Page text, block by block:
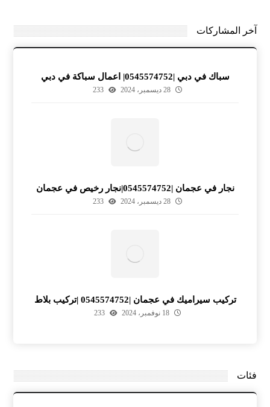
آخر المشاركات
سباك في دبي |0545574752| اعمال سباكة في دبي
28 ديسمبر، 2024 233
نجار في عجمان |0545574752|نجار رخيص في عجمان
28 ديسمبر، 2024 233
تركيب سيراميك في عجمان |0545574752 |تركيب بلاط
18 نوفمبر، 2024 233
فئات